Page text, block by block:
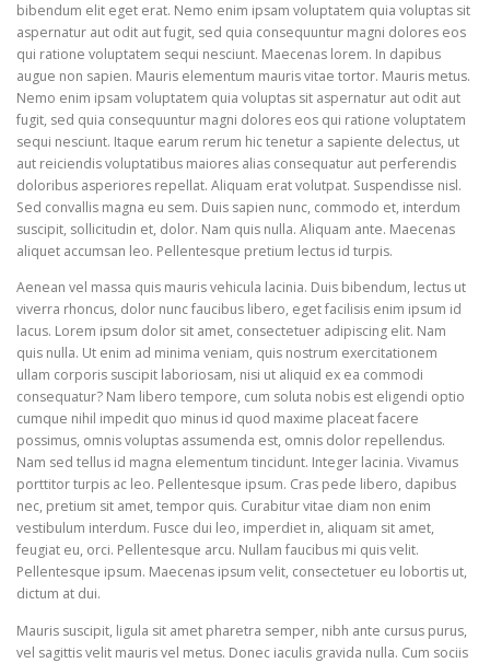
bibendum elit eget erat. Nemo enim ipsam voluptatem quia voluptas sit
aspernatur aut odit aut fugit, sed quia consequuntur magni dolores eos
qui ratione voluptatem sequi nesciunt. Maecenas lorem. In dapibus
augue non sapien. Mauris elementum mauris vitae tortor. Mauris metus.
Nemo enim ipsam voluptatem quia voluptas sit aspernatur aut odit aut
fugit, sed quia consequuntur magni dolores eos qui ratione voluptatem
sequi nesciunt. Itaque earum rerum hic tenetur a sapiente delectus, ut
aut reiciendis voluptatibus maiores alias consequatur aut perferendis
doloribus asperiores repellat. Aliquam erat volutpat. Suspendisse nisl.
Sed convallis magna eu sem. Duis sapien nunc, commodo et, interdum
suscipit, sollicitudin et, dolor. Nam quis nulla. Aliquam ante. Maecenas
aliquet accumsan leo. Pellentesque pretium lectus id turpis.
Aenean vel massa quis mauris vehicula lacinia. Duis bibendum, lectus ut
viverra rhoncus, dolor nunc faucibus libero, eget facilisis enim ipsum id
lacus. Lorem ipsum dolor sit amet, consectetuer adipiscing elit. Nam
quis nulla. Ut enim ad minima veniam, quis nostrum exercitationem
ullam corporis suscipit laboriosam, nisi ut aliquid ex ea commodi
consequatur? Nam libero tempore, cum soluta nobis est eligendi optio
cumque nihil impedit quo minus id quod maxime placeat facere
possimus, omnis voluptas assumenda est, omnis dolor repellendus.
Nam sed tellus id magna elementum tincidunt. Integer lacinia. Vivamus
porttitor turpis ac leo. Pellentesque ipsum. Cras pede libero, dapibus
nec, pretium sit amet, tempor quis. Curabitur vitae diam non enim
vestibulum interdum. Fusce dui leo, imperdiet in, aliquam sit amet,
feugiat eu, orci. Pellentesque arcu. Nullam faucibus mi quis velit.
Pellentesque ipsum. Maecenas ipsum velit, consectetuer eu lobortis ut,
dictum at dui.
Mauris suscipit, ligula sit amet pharetra semper, nibh ante cursus purus,
vel sagittis velit mauris vel metus. Donec iaculis gravida nulla. Cum sociis